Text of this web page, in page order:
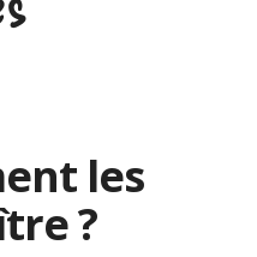
les
?